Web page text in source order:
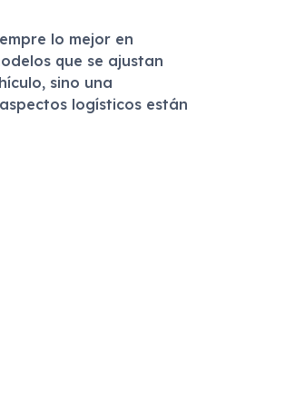
lo mejor en
que se ajustan
sino una
logísticos están